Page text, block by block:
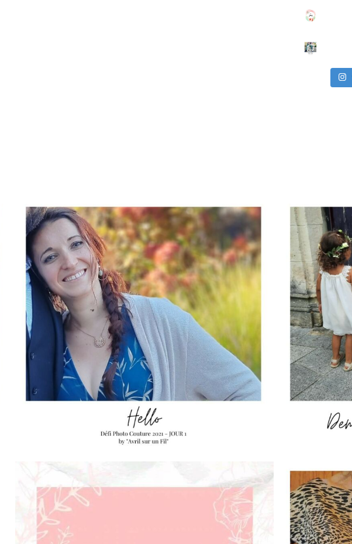
JUIN
P’TITS PANDAS
HELLO DEMOISELLES D’HONNEUR
Quand une amie